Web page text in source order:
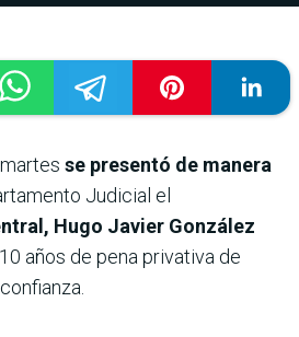
se presentó de manera
Judicial el
Hugo Javier González
años de pena privativa de